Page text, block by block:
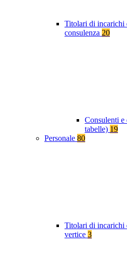
Titolari di incarichi
consulenza 20
Consulenti e
tabelle) 19
Personale 80
Titolari di incarichi
vertice 3